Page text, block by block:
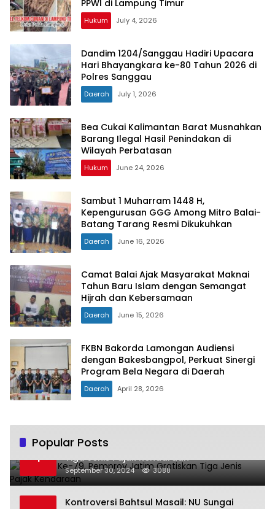
PPWI di Lampung Timur
Hukum July 4, 2026
Dandim 1204/Sanggau Hadiri Upacara
Hari Bhayangkara ke-80 Tahun 2026 di
Polres Sanggau
Daerah July 1, 2026
Bea Cukai Kalimantan Barat Musnahkan
Barang Ilegal Hasil Penindakan di
Wilayah Perbatasan
Hukum June 24, 2026
Sambut 1 Muharram 1448 H,
Kepengurusan GGG Among Mitro Balai-
Batang Tarang Resmi Dikukuhkan
Daerah June 16, 2026
Camat Balai Ajak Masyarakat Maknai
Tahun Baru Islam dengan Semangat
Hijrah dan Kebersamaan
Daerah June 15, 2026
FKBN Bakorda Lamongan Audiensi
dengan Bakesbangpol, Perkuat Sinergi
Program Bela Negara di Daerah
Daerah April 28, 2026
Popular Posts
1
Hari Jadi Ke-79, Pemprov Jatim Gratiskan
Tiga Jenis Pajak Kendaraan
September 30, 2024 3088
Kontroversi Bahtsul Masail: NU Sungai